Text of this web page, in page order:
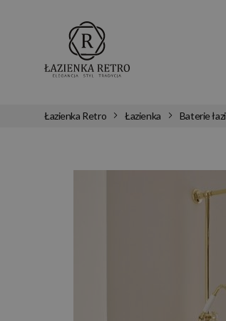
Łazienka Retro Łazienka Baterie